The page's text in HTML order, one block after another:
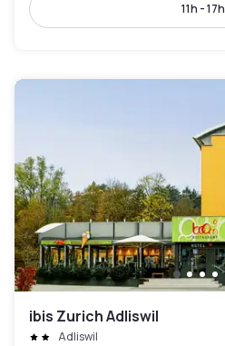
11h - 17h
ibis Zurich Adliswil
Adliswil